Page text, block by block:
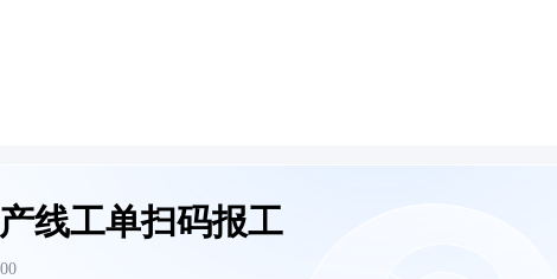
线工单扫码报工